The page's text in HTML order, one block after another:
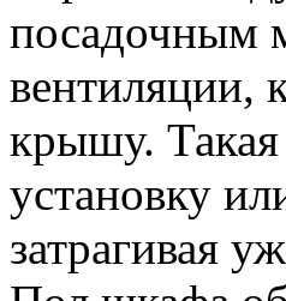
посадочным
вентиляции,
крышу. Такая
установку
затрагивая